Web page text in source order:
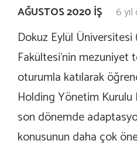
AĞUSTOS 2020 İŞ 6
Dokuz Eylül
Fakültesi’nin mezuniyet
oturumla katılarak
Holding Yönetim Kurulu
son dönemde
konusunun daha çok